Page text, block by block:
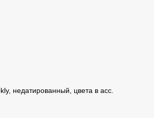
недатированный, цвета в асс.